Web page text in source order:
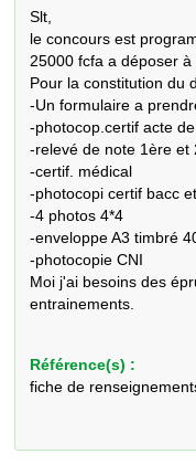
Slt,
le concours est
25000 fcfa a déposer à
Pour la constitution du
-Un formulaire a
-photocop.certif acte
-relevé de note 1ère et
-certif. médical
-photocopi certif bacc
-4 photos 4*4
-enveloppe A3 timbré
-photocopie CNI
Moi j'ai besoins des
entrainements.
Référence(s) :
fiche de